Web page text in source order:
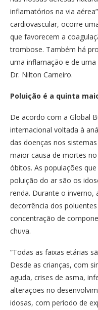
inflamatórios na via
cardiovascular, ocorre
que favorecem a
trombose. Também há
uma inflamação e de
Dr. Nilton Carneiro.
Poluição é a quinta
De acordo com a Global
internacional voltada à
das doenças nos
maior causa de mortes
óbitos. As populações
poluição do ar são os
renda. Durante o inverno,
decorrência dos
concentração de
chuva.
“Todas as faixas etárias
Desde as crianças, com
aguda, crises de asma,
alterações no
idosas, com período de